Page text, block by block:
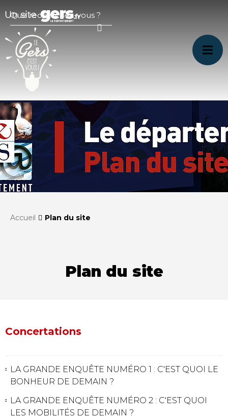
Accueil Plan du site
Plan du site
Concertations
LA GRANDE ENQUÊTE NUMÉRO 1 : C'EST QUOI LE
BONHEUR DE DEMAIN ?
LA GRANDE ENQUÊTE NUMÉRO 2 : C'EST QUOI
LES MOBILITÉS DE DEMAIN ?